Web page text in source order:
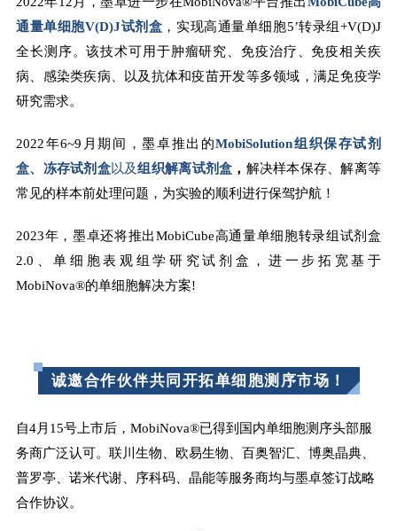
通量单细胞V(D)J试剂盒 ，实现高通量单细胞5’转录组+V(D)J
全长测序。该技术可用于肿瘤研究、免疫治疗、免疫相关疾
病、感染类疾病、以及抗体和疫苗开发等多领域，满足免疫学
研究需求。
2022年6~9月期间，墨卓推出的MobiSolution组织保存试剂
盒、冻存试剂盒以及组织解离试剂盒 ， 解决样本保存、解离等
常见的样本前处理问题，为实验的顺利进行保驾护航！
2023年，墨卓还将推出MobiCube高通量单细胞转录组试剂盒
2.0、单细胞表观组学研究试剂盒，进一步拓宽基于
MobiNova®的单细胞解决方案!
诚邀合作伙伴共同开拓单细胞测序市场！
自4月15号上市后，MobiNova®已得到国内单细胞测序头部服
务商广泛认可。联川生物、欧易生物、百奥智汇、博奥晶典、
普罗亭、诺米代谢、序科码、晶能等服务商均与墨卓签订战略
合作协议。